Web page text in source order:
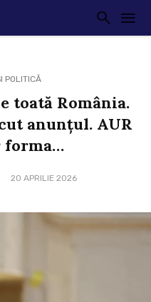
POLITICĂ
toată România.
anunțul. AUR
forma…
20 APRILIE 2026